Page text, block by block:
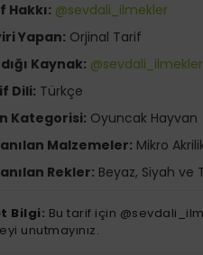
Hakkı: @sevdali_ilmekler
Yapan: Orjinal Tarif
Kaynak: @sevdali_ilmekler
Dili: Türkçe
Kategorisi: Oyuncak Hayvan
Malzemeler: Mikro
Rekler: Beyaz, Siyah ve
Bilgi: Bu tarif için
unutmayınız.